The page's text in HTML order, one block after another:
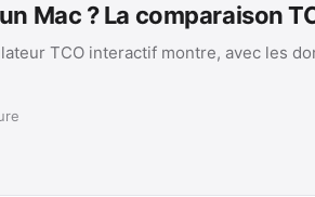
Mac ? La comparaison
TCO interactif montre, avec les